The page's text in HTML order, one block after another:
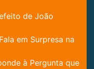
de João
em Surpresa na
à Pergunta que